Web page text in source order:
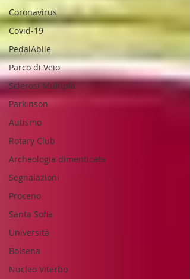
Coronavirus
Covid-19
PedalAbile
Parco di Veio
Sclerosi Multipla
Parkinson
Autismo
Rotary Club
Archeologia dimenticata
Segnalazioni
Proceno
Santa Sofia
Università
Bolsena
Nucleo Viterbo